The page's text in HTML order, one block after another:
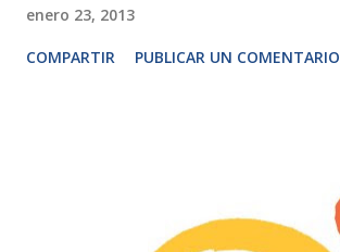
enero 23, 2013
COMPARTIR PUBLICAR UN COMENTARIO